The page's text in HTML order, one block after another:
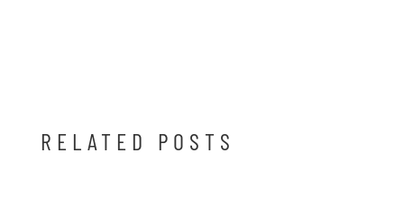
RELATED POSTS